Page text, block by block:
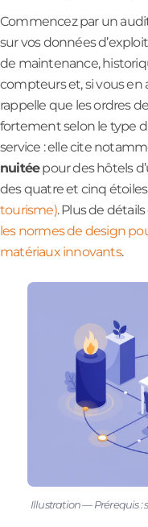
Commencez par un
sur vos données
de maintenance,
compteurs et, si vous en
rappelle que les ordres
fortement selon le type
service : elle cite
nuitéepour des hôtels
des quatre et cinq étoiles
tourisme). Plus de
les normes de design
matériaux innovants.
Illustration — Prérequis :